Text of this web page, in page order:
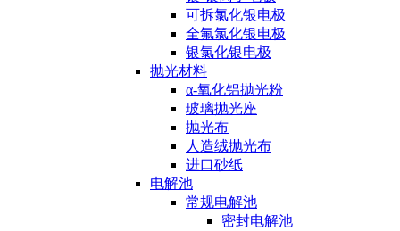
可拆氯化银电极
全氟氯化银电极
银氯化银电极
抛光材料
α-氧化铝抛光粉
玻璃抛光座
抛光布
人造绒抛光布
进口砂纸
电解池
常规电解池
密封电解池